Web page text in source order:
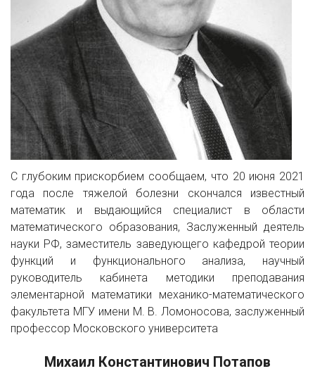
С глубоким прискорбием сообщаем, что 20 июня 2021
года после тяжелой болезни скончался известный
математик и выдающийся специалист в области
математического образования, Заслуженный деятель
науки РФ, заместитель заведующего кафедрой теории
функций и функционального анализа, научный
руководитель кабинета методики преподавания
элементарной математики механико-математического
факультета МГУ имени М. В. Ломоносова, заслуженный
профессор Московского университета
Михаил Константинович Потапов